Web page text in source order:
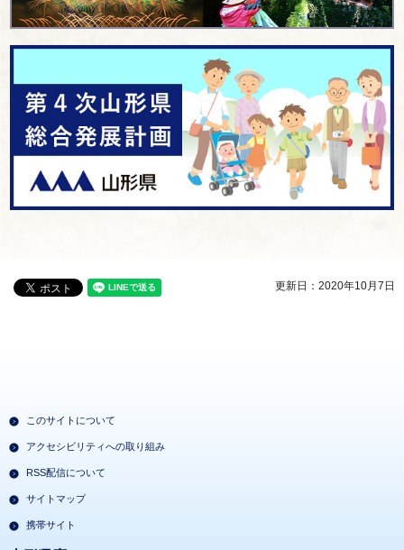
更新日：2020年10月7日
このサイトについて
アクセシビリティへの取り組み
RSS配信について
サイトマップ
携帯サイト